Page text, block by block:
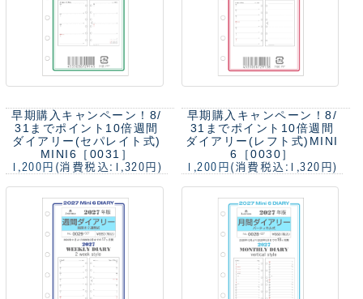
早期購入キャンペーン！8/
31までポイント10倍週間
ダイアリー(セパレイト式)
MINI6［0031］
1,200円 (消費税込:1,320円)
早期購入キャンペーン！8/
31までポイント10倍週間
ダイアリー(レフト式)MINI
6［0030］
1,200円 (消費税込:1,320円)